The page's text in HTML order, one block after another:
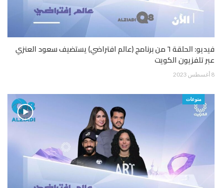
فيديو: الحلقة ٦ من برنامج (عالم افتراضي) يستضيف سعود العنزي
عبر تلفزيون الكويت
8 أغسطس 2023
منوعات